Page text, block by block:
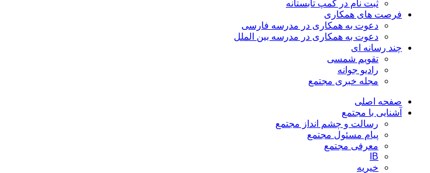
ثبت نام در کمپ تابستانه
فرصت های همکاری
دعوت به همکاری در مدرسه فارسی
دعوت به همکاری در مدرسه بین الملل
چند رسانه ای
تقویم شمسی
رادیو جوانه
مجله خبری مجتمع
صفحه اصلی
آشنایی با مجتمع
رسالت و چشم انداز مجتمع
پیام مسئول مجتمع
معرفی مجتمع
IB
خیریه